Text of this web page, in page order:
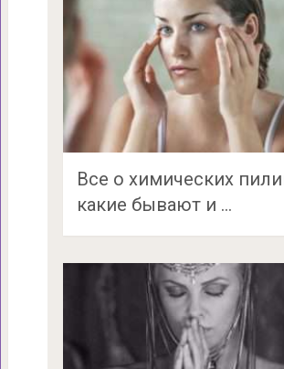
Все о химических
какие бывают и …